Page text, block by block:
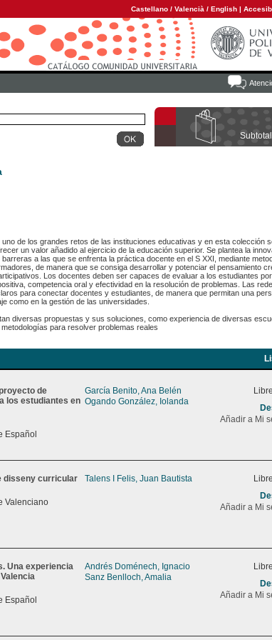
Castellano / Valencià / English |
de los grandes retos de las instituciones educativas y en esta colección
un valor añadido al ejercicio de la educación superior. Se plantea la
a las que se enfrenta la práctica docente en el S XXI, mediante
de manera que se consiga desarrollar y potenciar el pensamiento
Los docentes deben ser capaces de evaluar a los estudiantes
competencia oral y efectividad en la resolución de problemas. Las
para conectar docentes y estudiantes, de manera que permitan una
como en la gestión de las universidades.
diversas propuestas y sus soluciones, como experiencia de diversas
para resolver problemas reales
de
los estudiantes en
Español
García Benito, Ana Belén
Ogando González, Iolanda
Añadir a Mi
disseny curricular
Valenciano
Talens I Felis, Juan Bautista
Añadir a Mi
Una experiencia
Español
Andrés Doménech, Ignacio
Sanz Benlloch, Amalia
Añadir a Mi